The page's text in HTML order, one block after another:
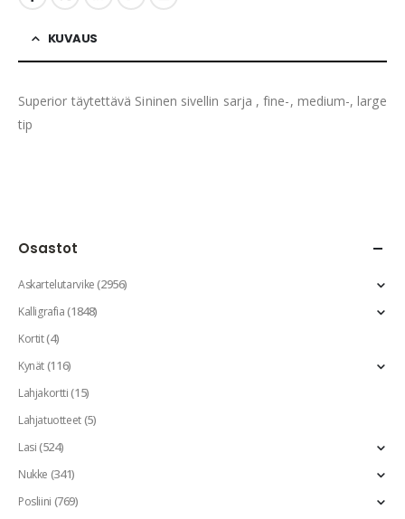
KUVAUS
Superior täytettävä Sininen sivellin sarja , fine-, medium-, large
tip
Osastot
Askartelutarvike(2956)
Kalligrafia(1848)
Kortit(4)
Kynät(116)
Lahjakortti(15)
Lahjatuotteet(5)
Lasi(524)
Nukke (341)
Posliini (769)